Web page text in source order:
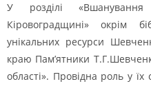
У розділі
Кіровоградщині» окрім
унікальних ресурси
краю Пам’ятники
області». Провідна роль у